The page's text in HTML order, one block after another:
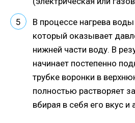
В процессе нагрева
который оказывает
нижней части воду. В
начинает постепенно
трубке воронки в
полностью растворяет
вбирая в себя его вкус и